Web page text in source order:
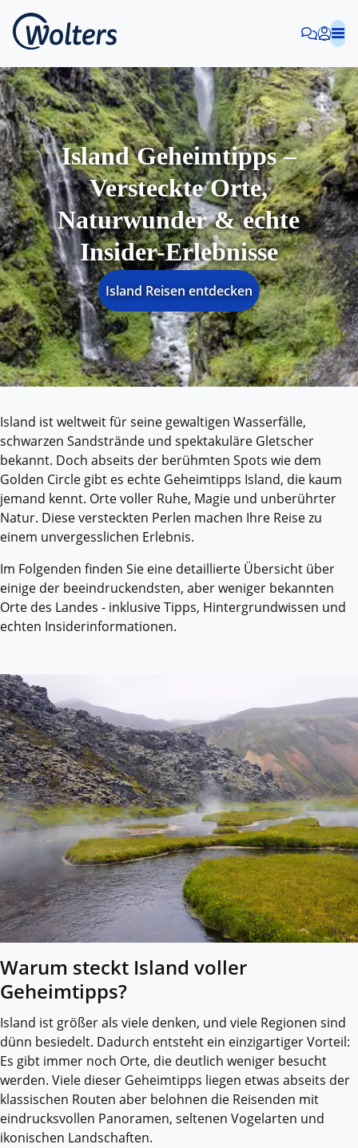
Island Geheimtipps –
Versteckte Orte,
Naturwunder & echte
Insider-Erlebnisse
Island Reisen entdecken
Island ist weltweit für seine gewaltigen Wasserfälle,
schwarzen Sandstrände und spektakuläre Gletscher
bekannt. Doch abseits der berühmten Spots wie dem
Golden Circle gibt es echte Geheimtipps Island, die kaum
jemand kennt. Orte voller Ruhe, Magie und unberührter
Natur. Diese versteckten Perlen machen Ihre Reise zu
einem unvergesslichen Erlebnis.
Im Folgenden finden Sie eine detaillierte Übersicht über
einige der beeindruckendsten, aber weniger bekannten
Orte des Landes - inklusive Tipps, Hintergrundwissen und
echten Insiderinformationen.
Warum steckt Island voller
Geheimtipps?
Island ist größer als viele denken, und viele Regionen sind
dünn besiedelt. Dadurch entsteht ein einzigartiger Vorteil:
Es gibt immer noch Orte, die deutlich weniger besucht
werden. Viele dieser Geheimtipps liegen etwas abseits der
klassischen Routen aber belohnen die Reisenden mit
eindrucksvollen Panoramen, seltenen Vogelarten und
ikonischen Landschaften.